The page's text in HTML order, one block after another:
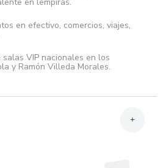
en efectivo, comercios, viajes,
VIP nacionales en los
y Ramón Villeda Morales.
+